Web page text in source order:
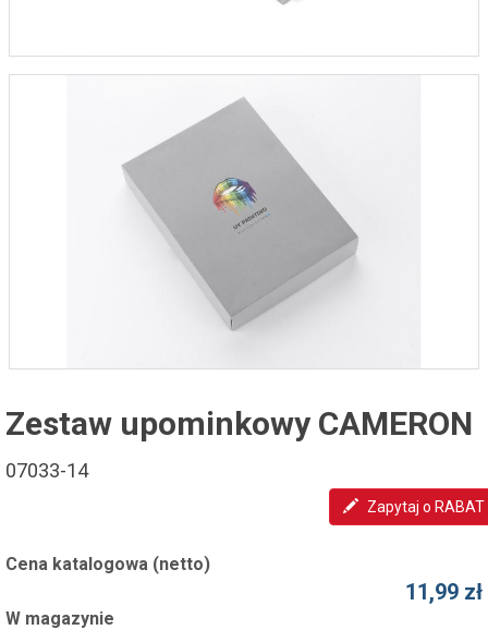
Zestaw upominkowy CAMERON
07033-14
Zapytaj o RABAT
Cena katalogowa (netto)
11,99 zł
W magazynie